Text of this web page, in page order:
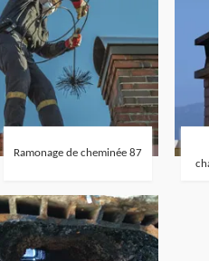
Ramonage de cheminée 87